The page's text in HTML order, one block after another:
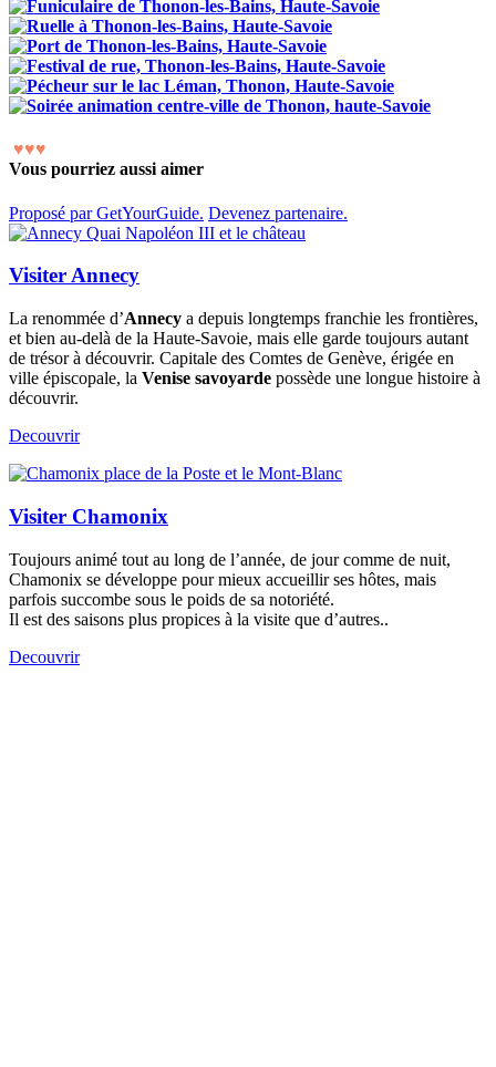
♥♥♥
Vous pourriez aussi aimer
Proposé par GetYourGuide. Devenez partenaire.
Visiter Annecy
La renommée d’Annecy a depuis longtemps franchie les frontières,
et bien au-delà de la Haute-Savoie, mais elle garde toujours autant
de trésor à découvrir. Capitale des Comtes de Genève, érigée en
ville épiscopale, la Venise savoyarde possède une longue histoire à
découvrir.
Decouvrir
Visiter Chamonix
Toujours animé tout au long de l’année, de jour comme de nuit,
Chamonix se développe pour mieux accueillir ses hôtes, mais
parfois succombe sous le poids de sa notoriété.
Il est des saisons plus propices à la visite que d’autres..
Decouvrir